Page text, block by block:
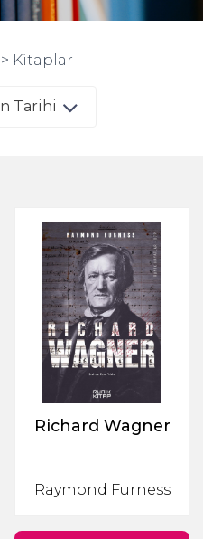
> Kitaplar
Richard Wagner
Raymond Furness